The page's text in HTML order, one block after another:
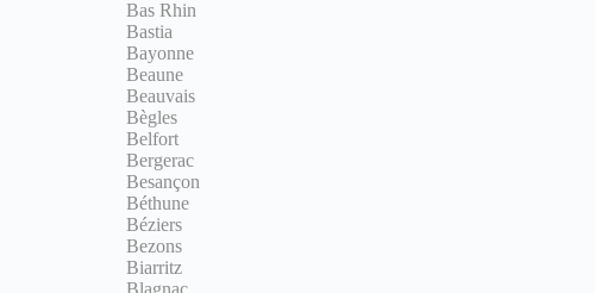
Bas Rhin
Bastia
Bayonne
Beaune
Beauvais
Bègles
Belfort
Bergerac
Besançon
Béthune
Béziers
Bezons
Biarritz
Blagnac